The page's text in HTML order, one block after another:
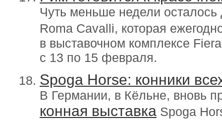
Чуть меньше недели осталось
Roma Cavalli, которая
в выставочном комплексе
с 13 по 15 февраля.
Spoga Horse: конники
В Германии, в Кёльне, вновь
конная выставка Spoga